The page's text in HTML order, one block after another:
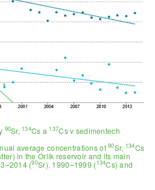
90Sr, 134Cs a 137Cs v sedimentech
average concentrations of90Sr, 134Cs
in the Orlík reservoir and its main
(90Sr), 1990–1999 (134Cs) and